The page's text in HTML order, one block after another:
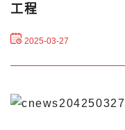
工程
2025-03-27